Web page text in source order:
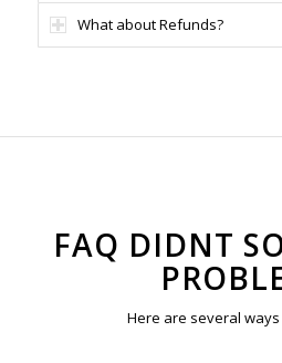
What about Refunds?
FAQ DIDNT
Here are several